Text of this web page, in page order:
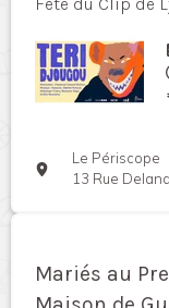
Fête du Clip de
Le Périscope
13 Rue
Mariés au